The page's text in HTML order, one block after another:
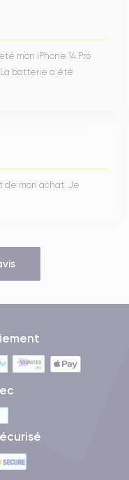
mon iPhone 14 Pro
batterie a été
de mon achat. Je